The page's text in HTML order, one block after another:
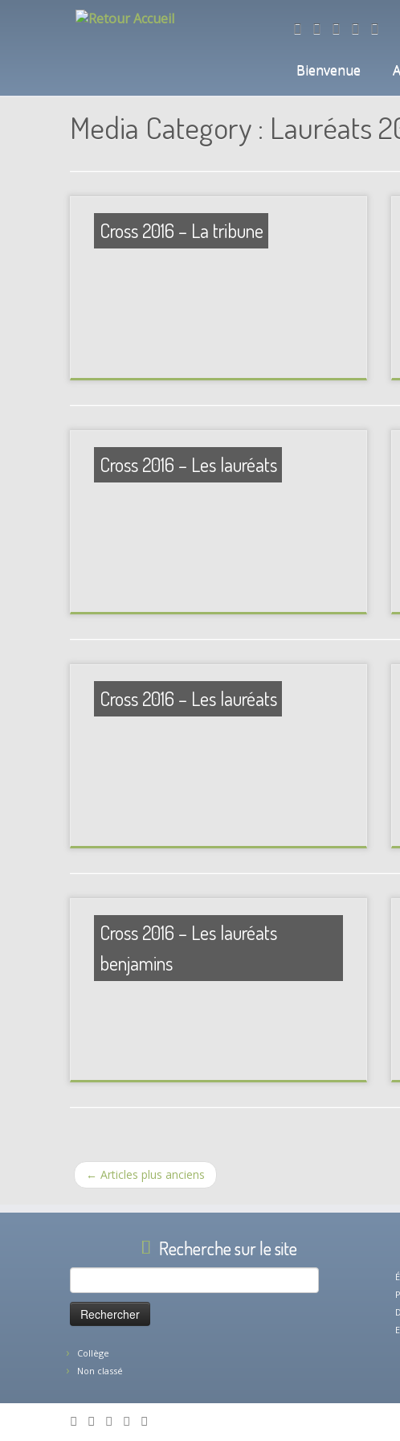
Bienvenue
Media Category : Lauréats
Cross 2016 – La tribune
Cross 2016 – Les lauréats
Cross 2016 – Les lauréats
Cross 2016 – Les lauréats
benjamins
← Articles plus anciens
Recherche sur le site
Rechercher :
Collège
Non classé